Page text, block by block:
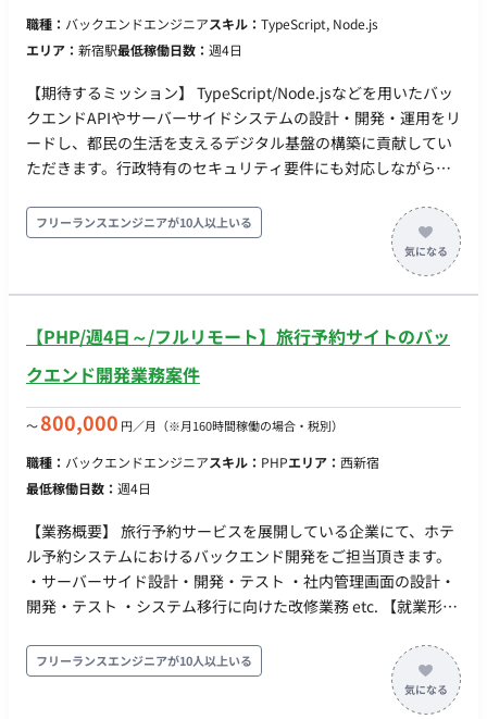
職種： バックエンドエンジニアスキル： TypeScript, Node.js
エリア： 新宿駅最低稼働日数： 週4日
【期待するミッション】 TypeScript/Node.jsなどを用いたバッ
クエンドAPIやサーバーサイドシステムの設計・開発・運用をリ
ードし、都民の生活を支えるデジタル基盤の構築に貢献してい
ただきます。行政特有のセキュリティ要件にも対応しながら、
います。 【業務内容・担当工程】 ・バックエンドAPI開発
TypeScript/Node.jsを用いたバックエンドシステムの設計・実
装 RESTful APIやGraphQLによるフロントエンド・モバイルア
プリとの連携インターフェース構築 テスト駆動開発によるコー
実装 1,400万人が利用する大規模トラフィックに対応するスケ
ーラブルなシステム設計 サーバーレスアーキテクチャやコンテ
情報セキュリティポリシーに準拠した実装 個人情報保護法に基
ョナルDB（PostgreSQL/MySQL）の設計・パフォーマンス最適
化 認証・認可基盤の設計・実装 セキュアな外部システム連携
デジタルサービスグループ 【開発環境】 プログラミング言語：
TypeScript, Node.js FW： Express, NestJS, Fastify DB：
PostgreSQL, MySQL, Redis インフラ： Docker, Kubernetes
【働き方】 稼働開始時期：10月～もしくは11月～ 稼働形態：
慣れるまではオンサイト、以降ハイブリッド 稼働量： 週4日～
稼働曜日：平日 稼働時間： 9:00～18:00 ※応相談 契約期間：
フリーランスエンジニアが10人以上いる
【PHP/週4日～/フルリモート】旅行予約サイトのバッ
クエンド開発業務案件
〜800,000 円／月 （※月160時間稼働の場合・税別）
職種： バックエンドエンジニアスキル： PHPエリア： 西新宿
最低稼働日数： 週4日
【業務概要】 旅行予約サービスを展開している企業にて、ホテ
ル予約システムにおけるバックエンド開発をご担当頂きます。
・サーバーサイド設計・開発・テスト ・社内管理画面の設計・
開発・テスト ・システム移行に向けた改修業務 etc. 【就業形態
業務を行っております。 週に何日かご出社をご希望の際にはご
相談ください。 ◆補足◆ ホテル・航空券等の予約システムサー
ビスを展開している企業での開発案件となります。 弊社にて複
フリーランスエンジニアが10人以上いる